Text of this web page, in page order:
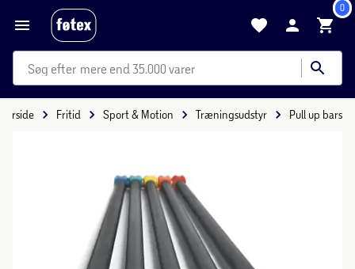
0
mere end 35.000 varer
Forside Fritid Sport & Motion Træningsudstyr Pull up bars